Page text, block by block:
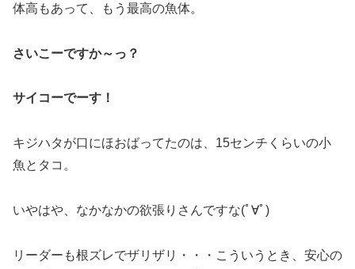
体高もあって、もう最高の魚体。
さいこーですか～っ？
サイコーでーす！
キジハタが口にほおばってたのは、15センチくらいの小
魚とタコ。
いやはや、なかなかの欲張りさんですな(ﾟ∀ﾟ)
リーダーも根ズレでザリザリ・・・こういうとき、安心の